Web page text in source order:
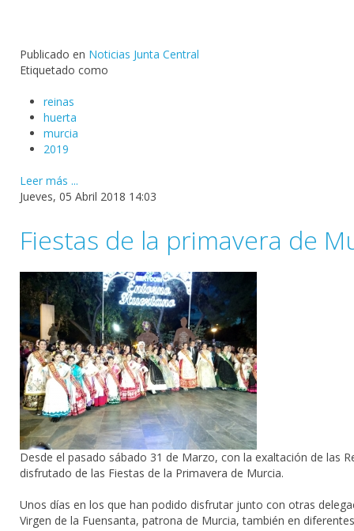
Publicado en Noticias Junta Central
Etiquetado como
reinas
huerta
murcia
2019
Leer más ...
Jueves, 05 Abril 2018 14:03
Fiestas de la primavera de
Desde el pasado sábado 31 de Marzo, con la exaltación de las
disfrutado de las Fiestas de la Primavera de Murcia.
Unos días en los que han podido disfrutar junto con otras
Virgen de la Fuensanta, patrona de Murcia, también en